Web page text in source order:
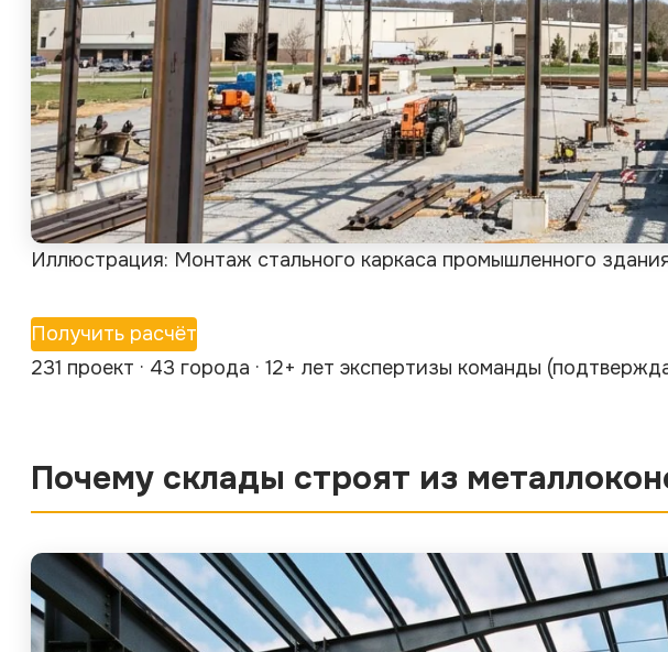
Иллюстрация: Монтаж стального каркаса промышленного
Получить расчёт
231 проект · 43 города · 12+ лет экспертизы команды
Почему склады строят из